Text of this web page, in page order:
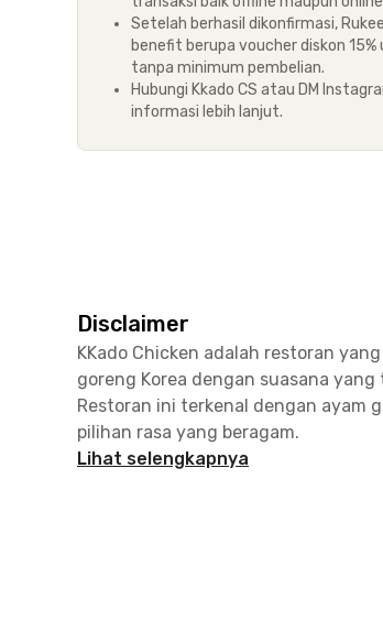
Setelah berhasil dikonfirmasi,
benefit berupa voucher diskon
tanpa minimum pembelian.
Hubungi Kkado CS atau DM
informasi lebih lanjut.
Disclaimer
KKado Chicken adalah restoran
goreng Korea dengan suasana
Restoran ini terkenal dengan ayam
pilihan rasa yang beragam.
Lihat selengkapnya